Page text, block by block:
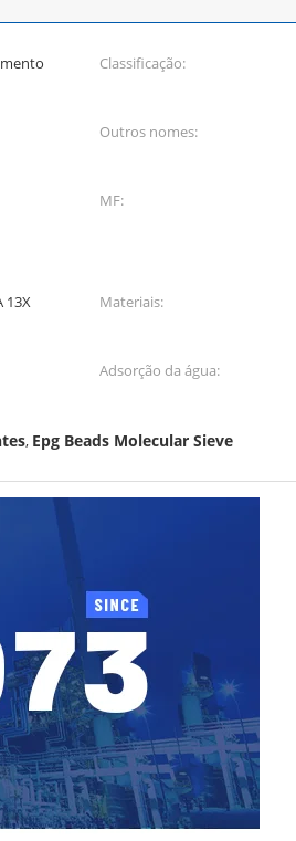
Classificação:
Outros nomes:
MF:
13X
Materiais:
Adsorção da água:
, Epg Beads Molecular Sieve